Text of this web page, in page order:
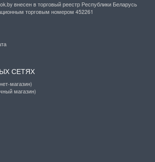
внесен в торговый реестр Республики Беларусь
торговым номером 452261
СЕТЯХ
магазин)
магазин)